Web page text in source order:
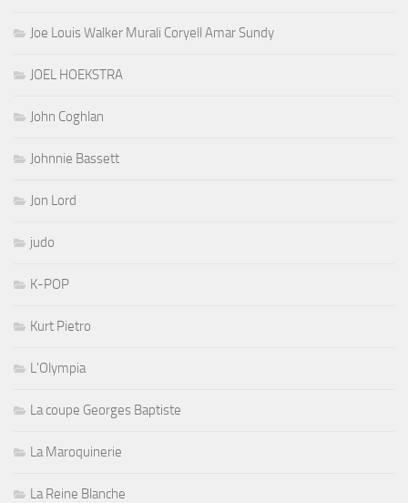
Joe Louis Walker Murali Coryell Amar Sundy
JOEL HOEKSTRA
John Coghlan
Johnnie Bassett
Jon Lord
judo
K-POP
Kurt Pietro
L'Olympia
La coupe Georges Baptiste
La Maroquinerie
La Reine Blanche